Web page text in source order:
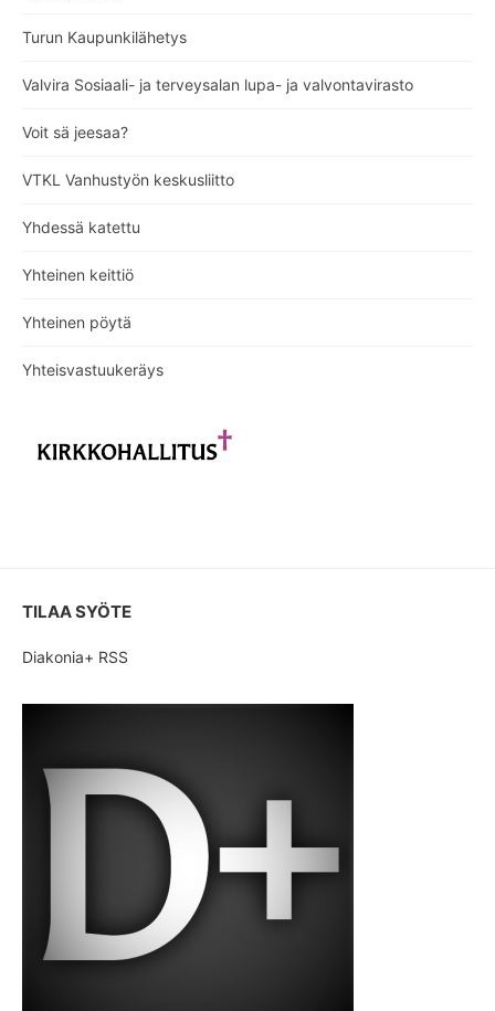
Turun Kaupunkilähetys
Valvira Sosiaali- ja terveysalan lupa- ja valvontavirasto
Voit sä jeesaa?
VTKL Vanhustyön keskusliitto
Yhdessä katettu
Yhteinen keittiö
Yhteinen pöytä
Yhteisvastuukeräys
TILAA SYÖTE
Diakonia+ RSS